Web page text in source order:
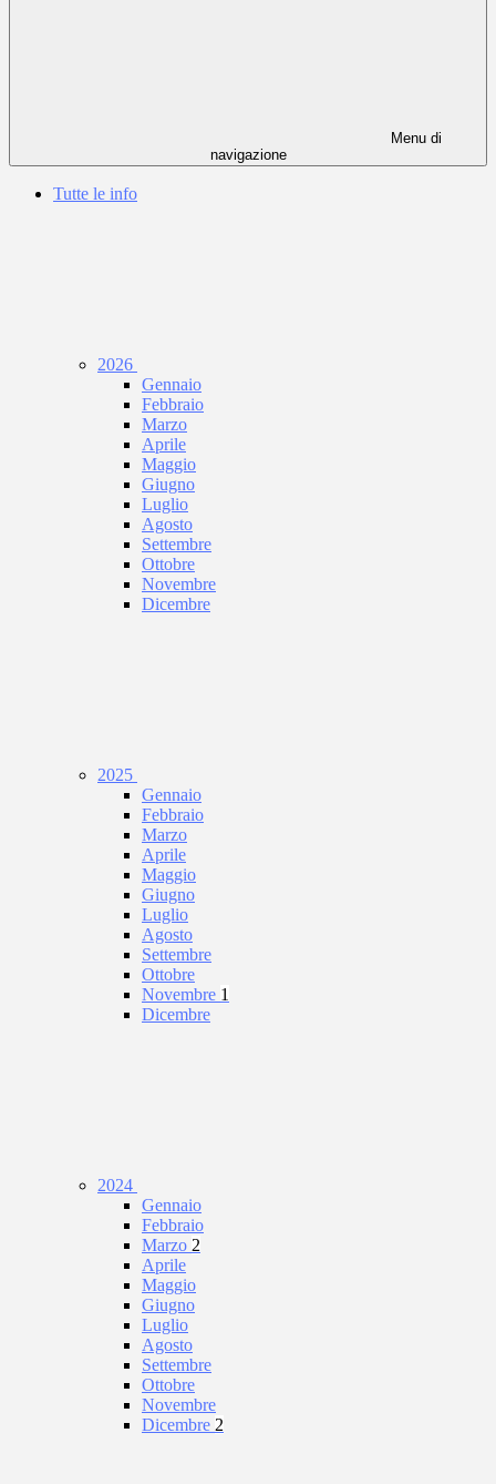
Menu di
navigazione
Tutte le info
2026
Gennaio
Febbraio
Marzo
Aprile
Maggio
Giugno
Luglio
Agosto
Settembre
Ottobre
Novembre
Dicembre
2025
Gennaio
Febbraio
Marzo
Aprile
Maggio
Giugno
Luglio
Agosto
Settembre
Ottobre
Novembre 1
Dicembre
2024
Gennaio
Febbraio
Marzo 2
Aprile
Maggio
Giugno
Luglio
Agosto
Settembre
Ottobre
Novembre
Dicembre 2